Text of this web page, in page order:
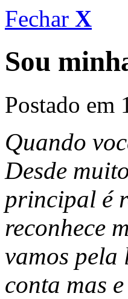
Fechar X
Sou
Postado em
Quando
Desde
principal é
reconhece
vamos
conta mas